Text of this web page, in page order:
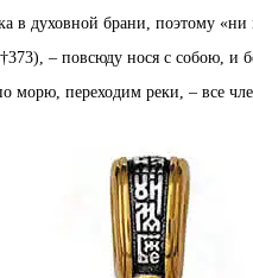
в духовной брани, поэтому
– повсюду нося с собою, и
морю, переходим реки, – все